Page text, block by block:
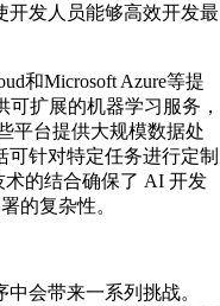
开发人员能够高效开发最
和Microsoft Azure等提
可扩展的机器学习服务，
平台提供大规模数据处
针对特定任务进行定制
的结合确保了 AI 开发
的复杂性。
会带来一系列挑战。